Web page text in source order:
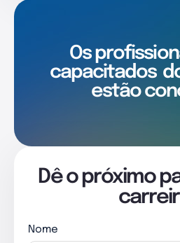
Os
capacitados
estão
Dê o próximo
Nome